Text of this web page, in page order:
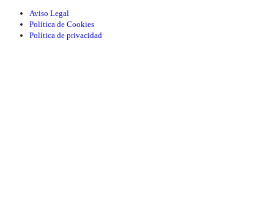
Aviso Legal
Política de Cookies
Política de privacidad